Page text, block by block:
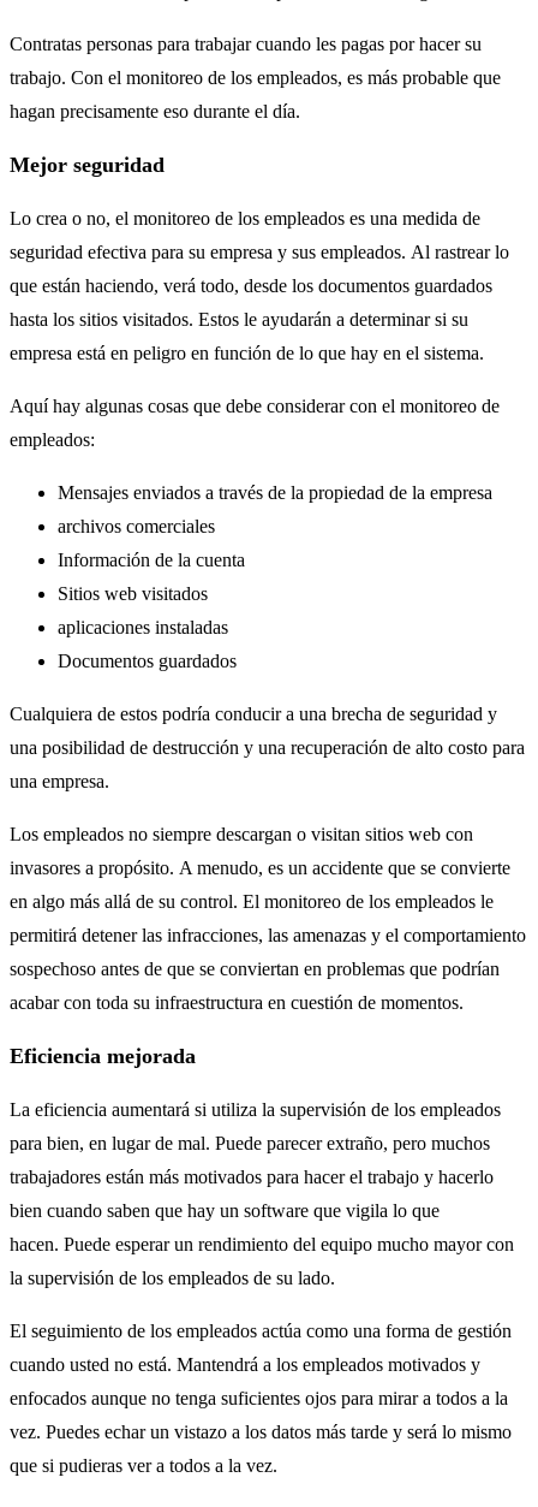
Contratas personas para trabajar cuando les pagas por hacer su
trabajo. Con el monitoreo de los empleados, es más probable que
hagan precisamente eso durante el día.
Mejor seguridad
Lo crea o no, el monitoreo de los empleados es una medida de
seguridad efectiva para su empresa y sus empleados. Al rastrear lo
que están haciendo, verá todo, desde los documentos guardados
hasta los sitios visitados. Estos le ayudarán a determinar si su
empresa está en peligro en función de lo que hay en el sistema.
Aquí hay algunas cosas que debe considerar con el monitoreo de
empleados:
Mensajes enviados a través de la propiedad de la empresa
archivos comerciales
Información de la cuenta
Sitios web visitados
aplicaciones instaladas
Documentos guardados
Cualquiera de estos podría conducir a una brecha de seguridad y
una posibilidad de destrucción y una recuperación de alto costo para
una empresa.
Los empleados no siempre descargan o visitan sitios web con
invasores a propósito. A menudo, es un accidente que se convierte
en algo más allá de su control. El monitoreo de los empleados le
permitirá detener las infracciones, las amenazas y el comportamiento
sospechoso antes de que se conviertan en problemas que podrían
acabar con toda su infraestructura en cuestión de momentos.
Eficiencia mejorada
La eficiencia aumentará si utiliza la supervisión de los empleados
para bien, en lugar de mal. Puede parecer extraño, pero muchos
trabajadores están más motivados para hacer el trabajo y hacerlo
bien cuando saben que hay un software que vigila lo que
hacen. Puede esperar un rendimiento del equipo mucho mayor con
la supervisión de los empleados de su lado.
El seguimiento de los empleados actúa como una forma de gestión
cuando usted no está. Mantendrá a los empleados motivados y
enfocados aunque no tenga suficientes ojos para mirar a todos a la
vez. Puedes echar un vistazo a los datos más tarde y será lo mismo
que si pudieras ver a todos a la vez.